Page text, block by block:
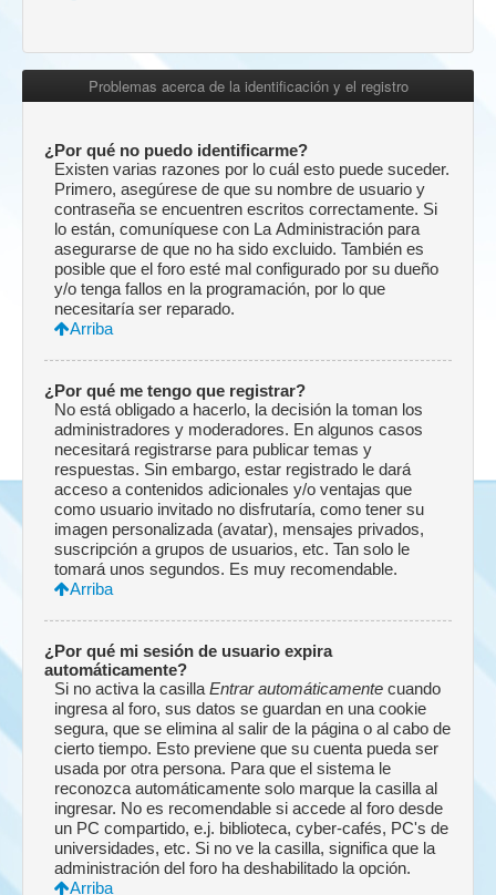
Problemas acerca de la identificación y el registro
¿Por qué no puedo identificarme?
Existen varias razones por lo cuál esto puede suceder.
Primero, asegúrese de que su nombre de usuario y
contraseña se encuentren escritos correctamente. Si
lo están, comuníquese con La Administración para
asegurarse de que no ha sido excluido. También es
posible que el foro esté mal configurado por su dueño
y/o tenga fallos en la programación, por lo que
necesitaría ser reparado.
Arriba
¿Por qué me tengo que registrar?
No está obligado a hacerlo, la decisión la toman los
administradores y moderadores. En algunos casos
necesitará registrarse para publicar temas y
respuestas. Sin embargo, estar registrado le dará
acceso a contenidos adicionales y/o ventajas que
como usuario invitado no disfrutaría, como tener su
imagen personalizada (avatar), mensajes privados,
suscripción a grupos de usuarios, etc. Tan solo le
tomará unos segundos. Es muy recomendable.
Arriba
¿Por qué mi sesión de usuario expira
automáticamente?
Si no activa la casilla Entrar automáticamente cuando
ingresa al foro, sus datos se guardan en una cookie
segura, que se elimina al salir de la página o al cabo de
cierto tiempo. Esto previene que su cuenta pueda ser
usada por otra persona. Para que el sistema le
reconozca automáticamente solo marque la casilla al
ingresar. No es recomendable si accede al foro desde
un PC compartido, e.j. biblioteca, cyber-cafés, PC's de
universidades, etc. Si no ve la casilla, significa que la
administración del foro ha deshabilitado la opción.
Arriba